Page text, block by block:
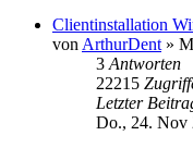
Clientinstallation
von ArthurDent »
3 Antworten
22215
Letzter
Do., 24. Nov